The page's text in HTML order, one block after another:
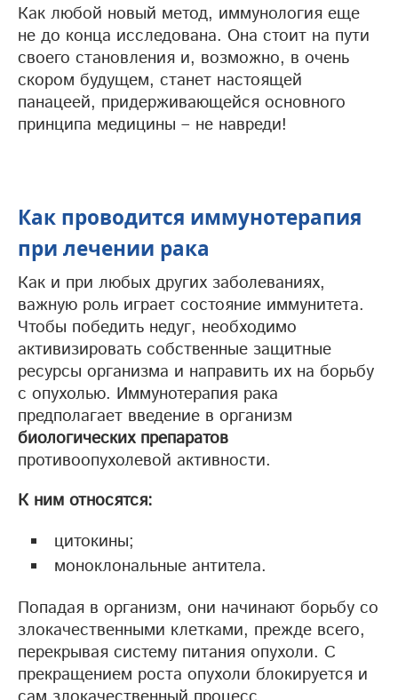
Как любой новый метод, иммунология еще
не до конца исследована. Она стоит на пути
своего становления и, возможно, в очень
скором будущем, станет настоящей
панацеей, придерживающейся основного
принципа медицины – не навреди!
Как проводится иммунотерапия
при лечении рака
Как и при любых других заболеваниях,
важную роль играет состояние иммунитета.
Чтобы победить недуг, необходимо
активизировать собственные защитные
ресурсы организма и направить их на борьбу
с опухолью. Иммунотерапия рака
предполагает введение в организм
биологических препаратов
противоопухолевой активности.
К ним относятся:
цитокины;
моноклональные антитела.
Попадая в организм, они начинают борьбу со
злокачественными клетками, прежде всего,
перекрывая систему питания опухоли. С
прекращением роста опухоли блокируется и